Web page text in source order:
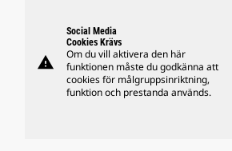
warning
Social Media
Cookies Krävs
Om du vill aktivera den här
funktionen måste du godkänna att
cookies för målgruppsinriktning,
funktion och prestanda används.